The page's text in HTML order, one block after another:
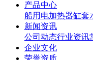
产品中心
船用电加热器缸套
新闻资讯
公司动态行业资讯
企业文化
荣誉资质